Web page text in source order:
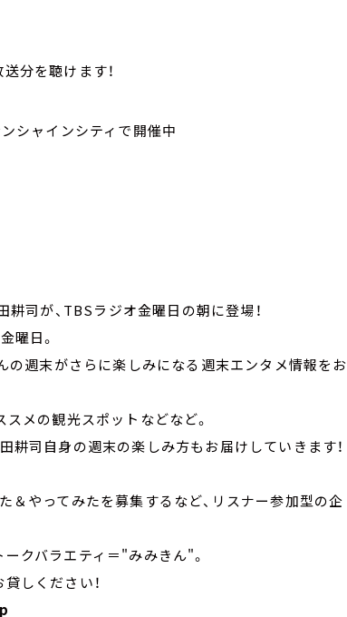
分を聴けます！
シャインシティで開催中
司が、TBSラジオ金曜日の朝に登場！
曜日。
の週末がさらに楽しみになる週末エンタメ情報をお
メの観光スポットなどなど。
耕司自身の週末の楽しみ方もお届けしていきます！
＆やってみたを募集するなど、リスナー参加型の企
クバラエティ＝"みみきん"。
しください！